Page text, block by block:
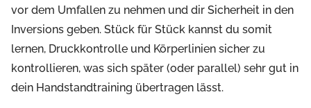
vor dem Umfallen zu nehmen und dir Sicherheit in den
Inversions geben. Stück für Stück kannst du somit
lernen, Druckkontrolle und Körperlinien sicher zu
kontrollieren, was sich später (oder parallel) sehr gut in
dein Handstandtraining übertragen lässt.